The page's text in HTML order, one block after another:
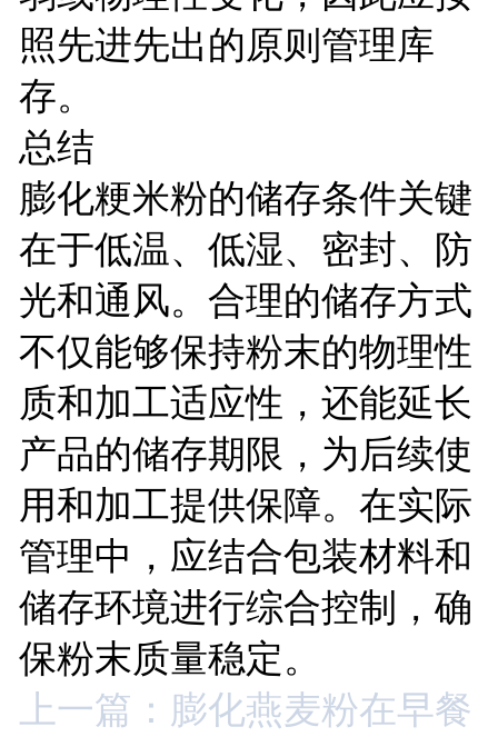
照先进先出的原则管理库
存。
总结
膨化粳米粉的储存条件关键
在于低温、低湿、密封、防
光和通风。合理的储存方式
不仅能够保持粉末的物理性
质和加工适应性，还能延长
产品的储存期限，为后续使
用和加工提供保障。在实际
管理中，应结合包装材料和
储存环境进行综合控制，确
保粉末质量稳定。
上一篇：膨化燕麦粉在早餐